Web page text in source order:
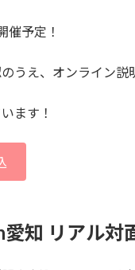
催予定！
うえ、オンライン説
ます！
知 リアル対